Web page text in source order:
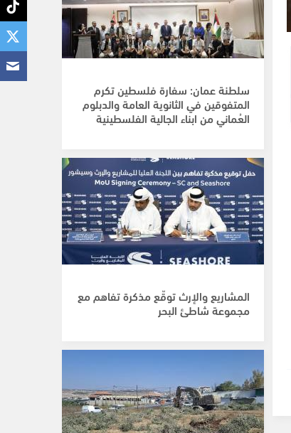
سلطنة عمان: سفارة فلسطين تكرم
المتفوقين في الثانوية العامة والدبلوم
العُماني من ابناء الجالية الفلسطينية
المشاريع والإرث توقّع مذكرة تفاهم مع
مجموعة شاطئ البحر